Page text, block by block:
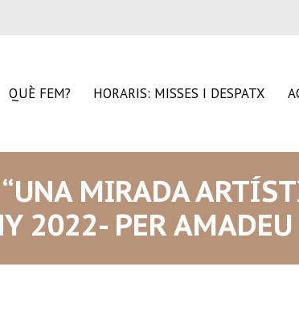
QUÈ FEM? HORARIS: MISSES I DESPATX
MIRADA
2022- PER